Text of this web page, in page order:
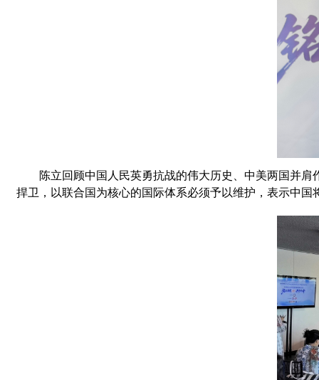
陈立回顾中国人民英勇抗战的伟大历史、中美两国并肩
捍卫，以联合国为核心的国际体系必须予以维护，表示中